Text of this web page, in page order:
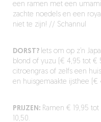
een ramen met een
zachte noedels en een
niet te zijn! // Schannul
DORST? Iets om op z’n
blond of yuzu (€ 4,95 tot €
citroengras of zelfs een
en huisgemaakte ijsthee (€
PRIJZEN:Ramen € 19,95
10,50.